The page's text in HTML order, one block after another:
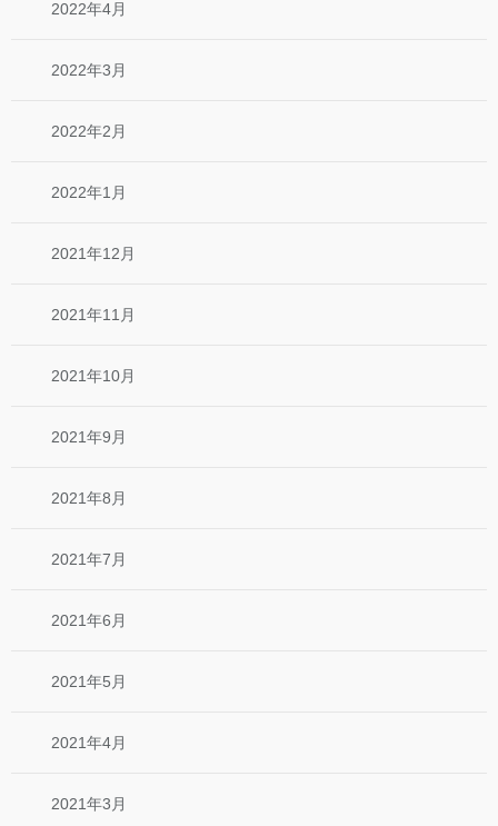
2022年4月
2022年3月
2022年2月
2022年1月
2021年12月
2021年11月
2021年10月
2021年9月
2021年8月
2021年7月
2021年6月
2021年5月
2021年4月
2021年3月